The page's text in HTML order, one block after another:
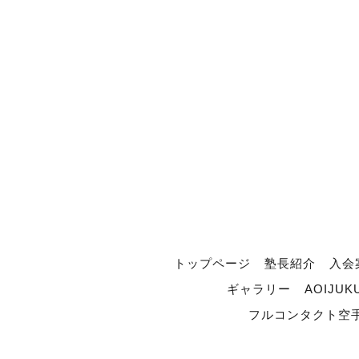
トップページ 塾長紹介
入
ギャラリー
フルコンタクト空